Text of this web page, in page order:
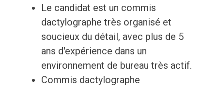
Le candidat est un commis
dactylographe très organisé et
soucieux du détail, avec plus de 5
ans d'expérience dans un
environnement de bureau très actif.
Commis dactylographe